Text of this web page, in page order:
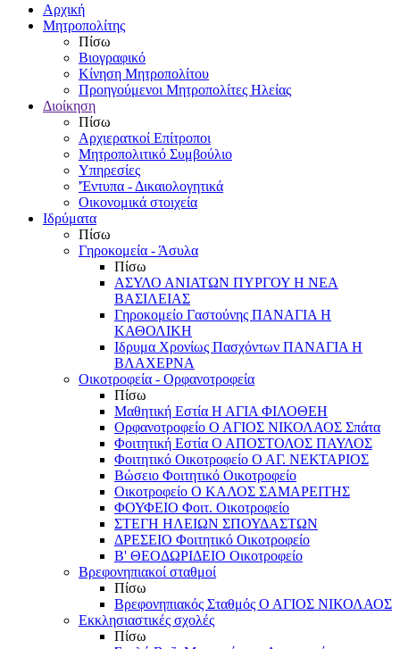
Αρχική
Μητροπολίτης
Πίσω
Βιογραφικό
Κίνηση Μητροπολίτου
Προηγούμενοι Μητροπολίτες Ηλείας
Διοίκηση
Πίσω
Αρχιερατκοί Επίτροποι
Μητροπολιτικό Συμβούλιο
Υπηρεσίες
'Έντυπα - Δικαιολογητικά
Οικονομικά στοιχεία
Ιδρύματα
Πίσω
Γηροκομεία - Άσυλα
Πίσω
ΑΣΥΛΟ ΑΝΙΑΤΩΝ ΠΥΡΓΟΥ Η ΝΕΑ
ΒΑΣΙΛΕΙΑΣ
Γηροκομείο Γαστούνης ΠΑΝΑΓΙΑ Η
ΚΑΘΟΛΙΚΗ
Ιδρυμα Χρονίως Πασχόντων ΠΑΝΑΓΙΑ Η
ΒΛΑΧΕΡΝΑ
Οικοτροφεία - Ορφανοτροφεία
Πίσω
Μαθητική Εστία Η ΑΓΙΑ ΦΙΛΟΘΕΗ
Ορφανοτροφείο Ο ΑΓΙΟΣ ΝΙΚΟΛΑΟΣ Σπάτα
Φοιτητική Εστία Ο ΑΠΟΣΤΟΛΟΣ ΠΑΥΛΟΣ
Φοιτητικό Οικοτροφείο Ο ΑΓ. ΝΕΚΤΑΡΙΟΣ
Βώσειο Φοιτητικό Οικοτροφείο
Οικοτροφείο Ο ΚΑΛΟΣ ΣΑΜΑΡΕΙΤΗΣ
ΦΟΥΦΕΙΟ Φοιτ. Οικοτροφείο
ΣΤΕΓΗ ΗΛΕΙΩΝ ΣΠΟΥΔΑΣΤΩΝ
ΔΡΕΣΕΙΟ Φοιτητικό Οικοτροφείο
Β' ΘΕΟΔΩΡΙΔΕΙΟ Οικοτροφείο
Βρεφονηπιακοί σταθμοί
Πίσω
Βρεφονηπιακός Σταθμός Ο ΑΓΙΟΣ ΝΙΚΟΛΑΟΣ
Εκκλησιαστικές σχολές
Πίσω